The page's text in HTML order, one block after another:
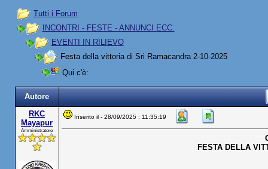
Tutti i Forum
INCONTRI - FESTE - ANNUNCI ECC.
EVENTI IN RILIEVO
Festa della vittoria di Sri Ramacandra 2-10-2025
Qui c'è:
Autore
RKC
Mayapur
Amministratore
Inserito il - 28/09/2025 : 11:35:19
FESTA DELLA